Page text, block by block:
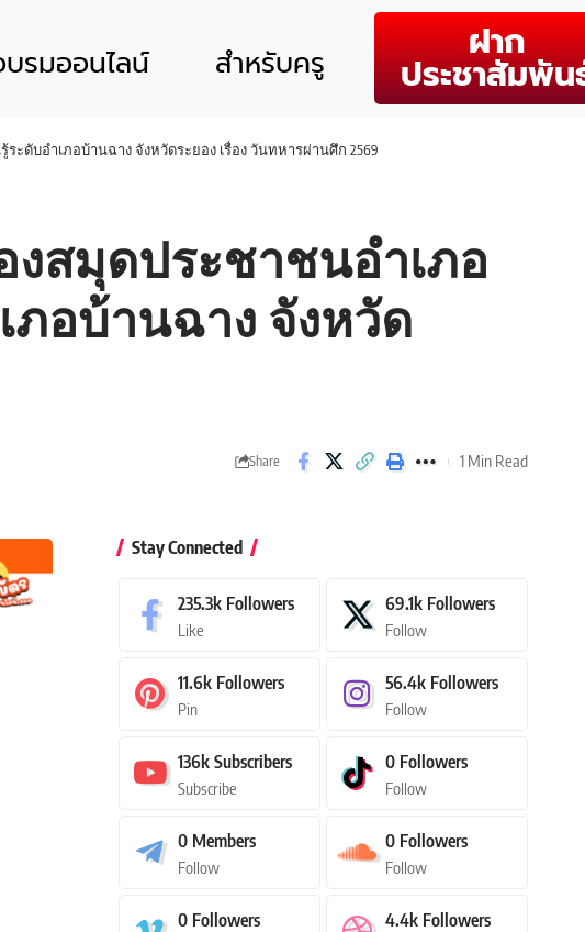
รมออนไลน์ สำหรับครู ฝาก
ประชาสัมพัน
ดับอำเภอบ้านฉาง จังหวัดระยอง เรื่อง วันทหารผ่านศึก 2569
สมุดประชาชนอำเภอ
ภอบ้านฉาง จังหวัด
Share 1 Min Read
Stay Connected
235.3k Followers
Like
69.1k Followers
Follow
11.6k Followers
Pin
56.4k Followers
Follow
136k Subscribers
Subscribe
0 Followers
Follow
0 Members
Follow
0 Followers
Follow
0 Followers 4.4k Followers